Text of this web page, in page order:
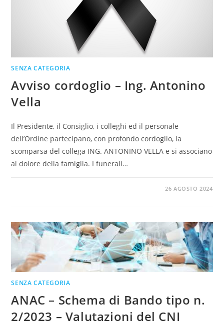
SENZA CATEGORIA
Avviso cordoglio – Ing. Antonino
Vella
Il Presidente, il Consiglio, i colleghi ed il personale
dell’Ordine partecipano, con profondo cordoglio, la
scomparsa del collega ING. ANTONINO VELLA e si associano
al dolore della famiglia. I funerali…
26 AGOSTO 2024
SENZA CATEGORIA
ANAC – Schema di Bando tipo n.
2/2023 – Valutazioni del CNI